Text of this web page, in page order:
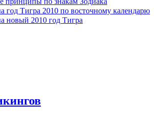
год Тигра 2010 по восточному календарю
новый 2010 год Тигра